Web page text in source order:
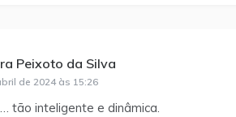
Peixoto da Silva
de 2024 às 15:26
tão inteligente e dinâmica.